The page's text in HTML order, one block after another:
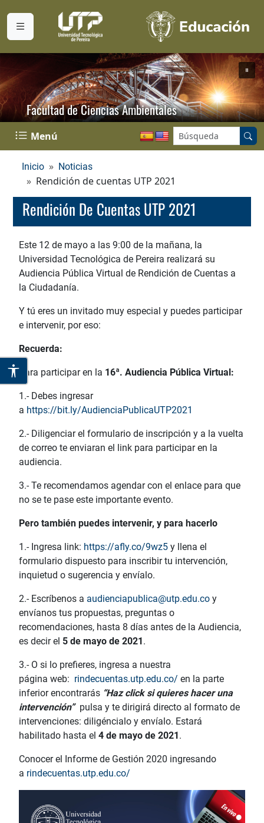
Facultad de Ciencias Ambientales
Menú Buscar en el sitio:
Inicio Noticias
Rendición de cuentas UTP 2021
Rendición De Cuentas UTP 2021
Este 12 de mayo a las 9:00 de la mañana, la
Universidad Tecnológica de Pereira realizará su
Audiencia Pública Virtual de Rendición de Cuentas a
la Ciudadanía.
Y tú eres un invitado muy especial y puedes participar
e intervenir, por eso:
Recuerda:
Para participar en la 16ª. Audiencia Pública Virtual:
1.- Debes ingresar
a https://bit.ly/AudienciaPublicaUTP2021
2.- Diligenciar el formulario de inscripción y a la vuelta
de correo te enviaran el link para participar en la
audiencia.
3.- Te recomendamos agendar con el enlace para que
no se te pase este importante evento.
Pero también puedes intervenir, y para hacerlo
1.- Ingresa link: https://afly.co/9wz5 y llena el
formulario dispuesto para inscribir tu intervención,
inquietud o sugerencia y envíalo.
2.- Escríbenos a audienciapublica@utp.edu.co y
envíanos tus propuestas, preguntas o
recomendaciones, hasta 8 días antes de la Audiencia,
es decir el 5 de mayo de 2021 .
3.- O si lo prefieres, ingresa a nuestra
página web: rindecuentas.utp.edu.co/ en la parte
inferior encontrarás “Haz click si quieres hacer una
intervención”pulsa y te dirigirá directo al formato de
intervenciones: diligéncialo y envíalo. Estará
habilitado hasta el 4 de mayo de 2021 .
Conocer el Informe de Gestión 2020 ingresando
a rindecuentas.utp.edu.co/